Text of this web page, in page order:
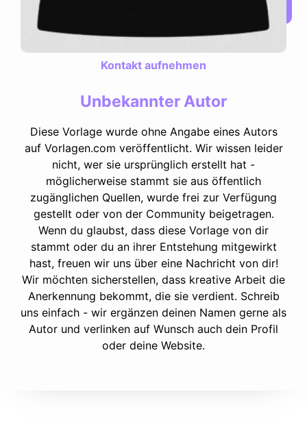
Kontakt aufnehmen
Unbekannter Autor
Diese Vorlage wurde ohne Angabe eines Autors
auf Vorlagen.com veröffentlicht. Wir wissen leider
nicht, wer sie ursprünglich erstellt hat -
möglicherweise stammt sie aus öffentlich
zugänglichen Quellen, wurde frei zur Verfügung
gestellt oder von der Community beigetragen.
Wenn du glaubst, dass diese Vorlage von dir
stammt oder du an ihrer Entstehung mitgewirkt
hast, freuen wir uns über eine Nachricht von dir!
Wir möchten sicherstellen, dass kreative Arbeit die
Anerkennung bekommt, die sie verdient. Schreib
uns einfach - wir ergänzen deinen Namen gerne als
Autor und verlinken auf Wunsch auch dein Profil
oder deine Website.